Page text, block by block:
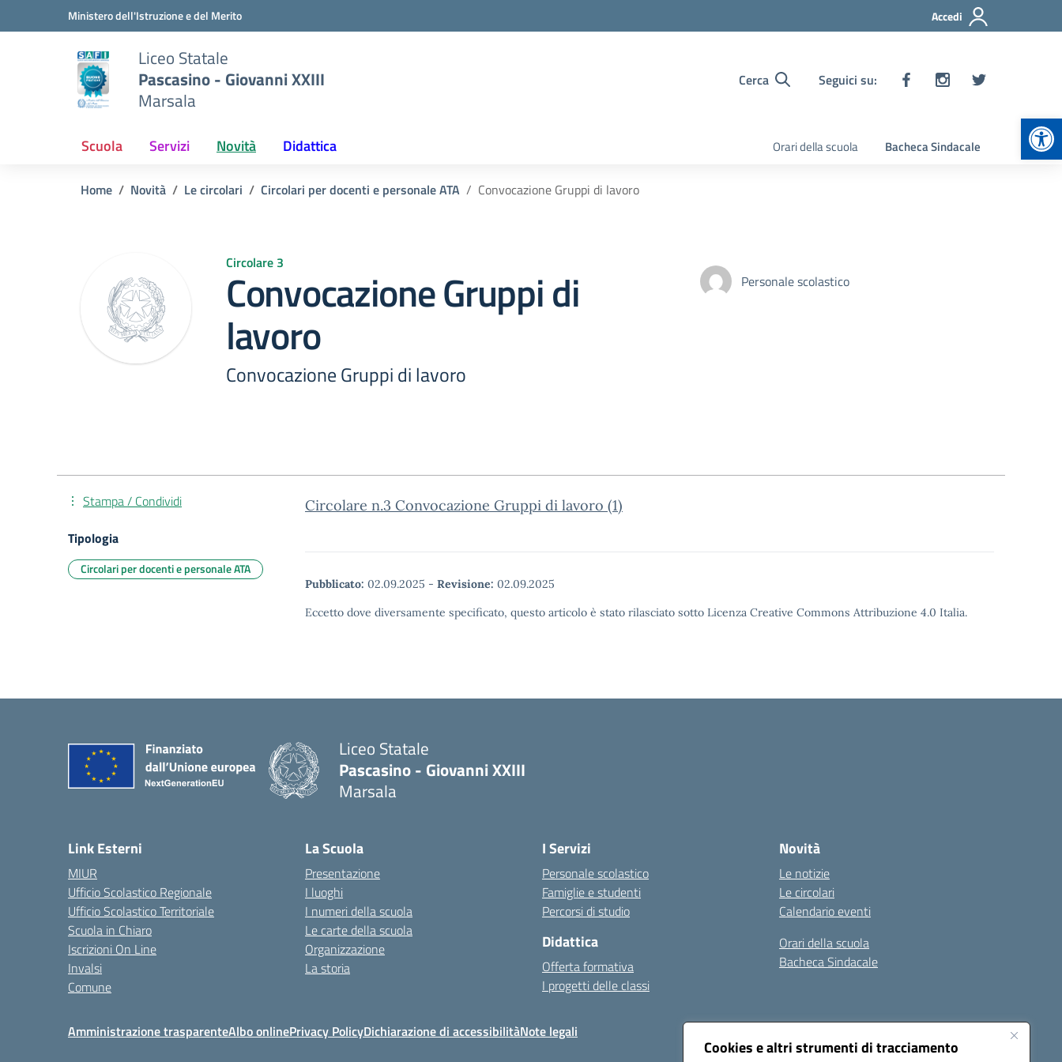
Cookies e altri strumenti di tracciamento
Vai ai contenuti
Vai al menu di navigazioneMinistero dell'Istruzione e del Merito Accedi
Liceo Statale
Pascasino - Giovanni XXIII
Marsala
Cerca Seguici su:
Scuola Servizi Novità Didattica Orari della scuola Bacheca Sindacale
Home Novità Le circolari Circolari per docenti e personale ATA Convocazione Gruppi di lavoro
Circolare 3
Convocazione Gruppi di
lavoro
Convocazione Gruppi di lavoro
Personale scolastico
Circolare n.3 Convocazione Gruppi di lavoro (1)
Pubblicato: 02.09.2025 - Revisione: 02.09.2025
Eccetto dove diversamente specificato, questo articolo è stato rilasciato sotto Licenza Creative Commons Attribuzione 4.0 Italia.
Stampa / Condividi
Tipologia
Circolari per docenti e personale ATA
Liceo Statale
Pascasino - Giovanni XXIII
Marsala
Link Esterni
MIUR
Ufficio Scolastico Regionale
Ufficio Scolastico Territoriale
Scuola in Chiaro
Iscrizioni On Line
Invalsi
Comune
La Scuola
Presentazione
I luoghi
I numeri della scuola
Le carte della scuola
Organizzazione
La storia
I Servizi
Personale scolastico
Famiglie e studenti
Percorsi di studio
Didattica
Offerta formativa
I progetti delle classi
Novità
Le notizie
Le circolari
Calendario eventi
Orari della scuola
Bacheca Sindacale
Amministrazione trasparenteAlbo onlinePrivacy PolicyDichiarazione di accessibilitàNote legali Seguici su: